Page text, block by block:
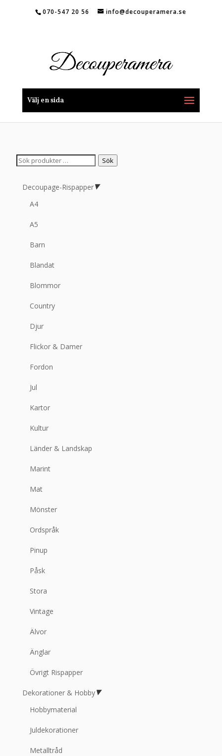
070-547 20 56 info@decouperamera.se
Välj en sida
Sök
Sök
Decoupage-Rispapper
A4
A5
Barn
Blandat
Blommor
Country
Djur
Flickor & Damer
Fordon
Jul
Kartor
Kultur
Länder & Landskap
Marint
Mat
Mönster
Ordspråk
Pinup
Påsk
Stora
Vintage
Älvor
Änglar
Övrigt Rispapper
Dekorationer & Hobby
Hobbymaterial
Juldekorationer
Metalltråd